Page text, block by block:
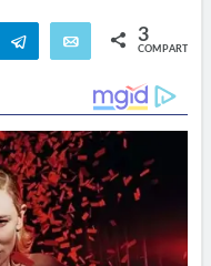
Telegram Email 3
COMPARTIR